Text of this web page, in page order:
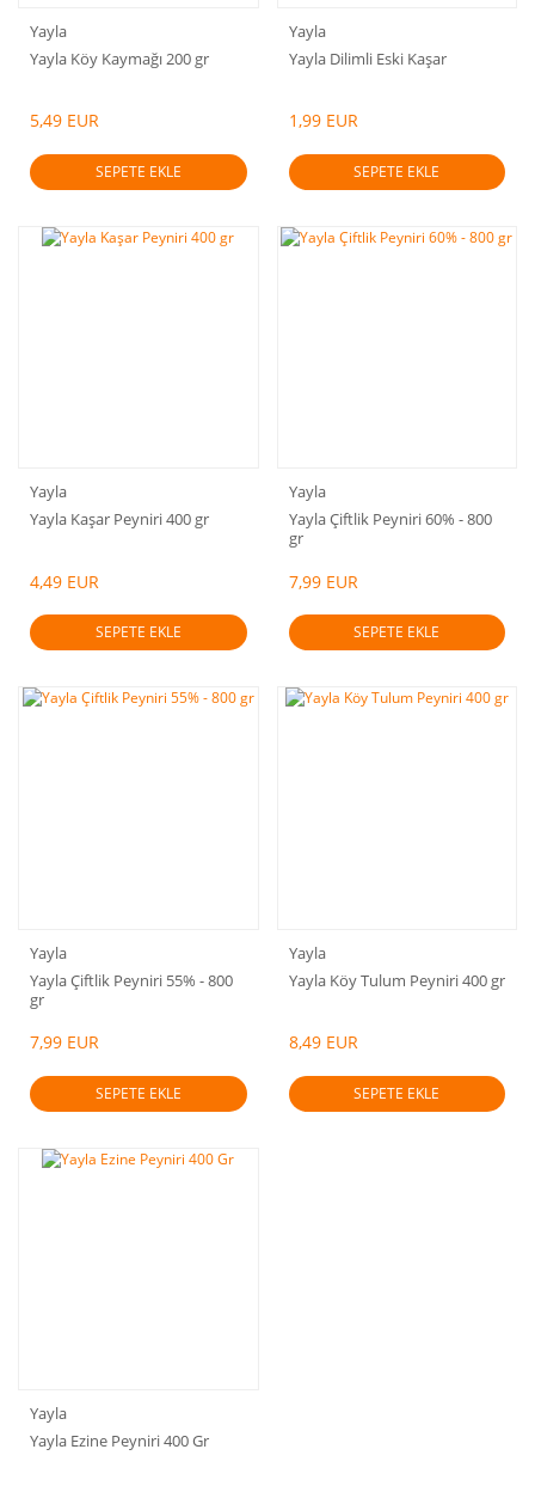
Yayla
Yayla Köy Kaymağı 200 gr
5,49 EUR
SEPETE EKLE
Yayla
Yayla Dilimli Eski Kaşar
1,99 EUR
SEPETE EKLE
Yayla
Yayla Kaşar Peyniri 400 gr
4,49 EUR
SEPETE EKLE
Yayla
Yayla Çiftlik Peyniri 60% - 800
gr
7,99 EUR
SEPETE EKLE
Yayla
Yayla Çiftlik Peyniri 55% - 800
gr
7,99 EUR
SEPETE EKLE
Yayla
Yayla Köy Tulum Peyniri 400 gr
8,49 EUR
SEPETE EKLE
Yayla
Yayla Ezine Peyniri 400 Gr